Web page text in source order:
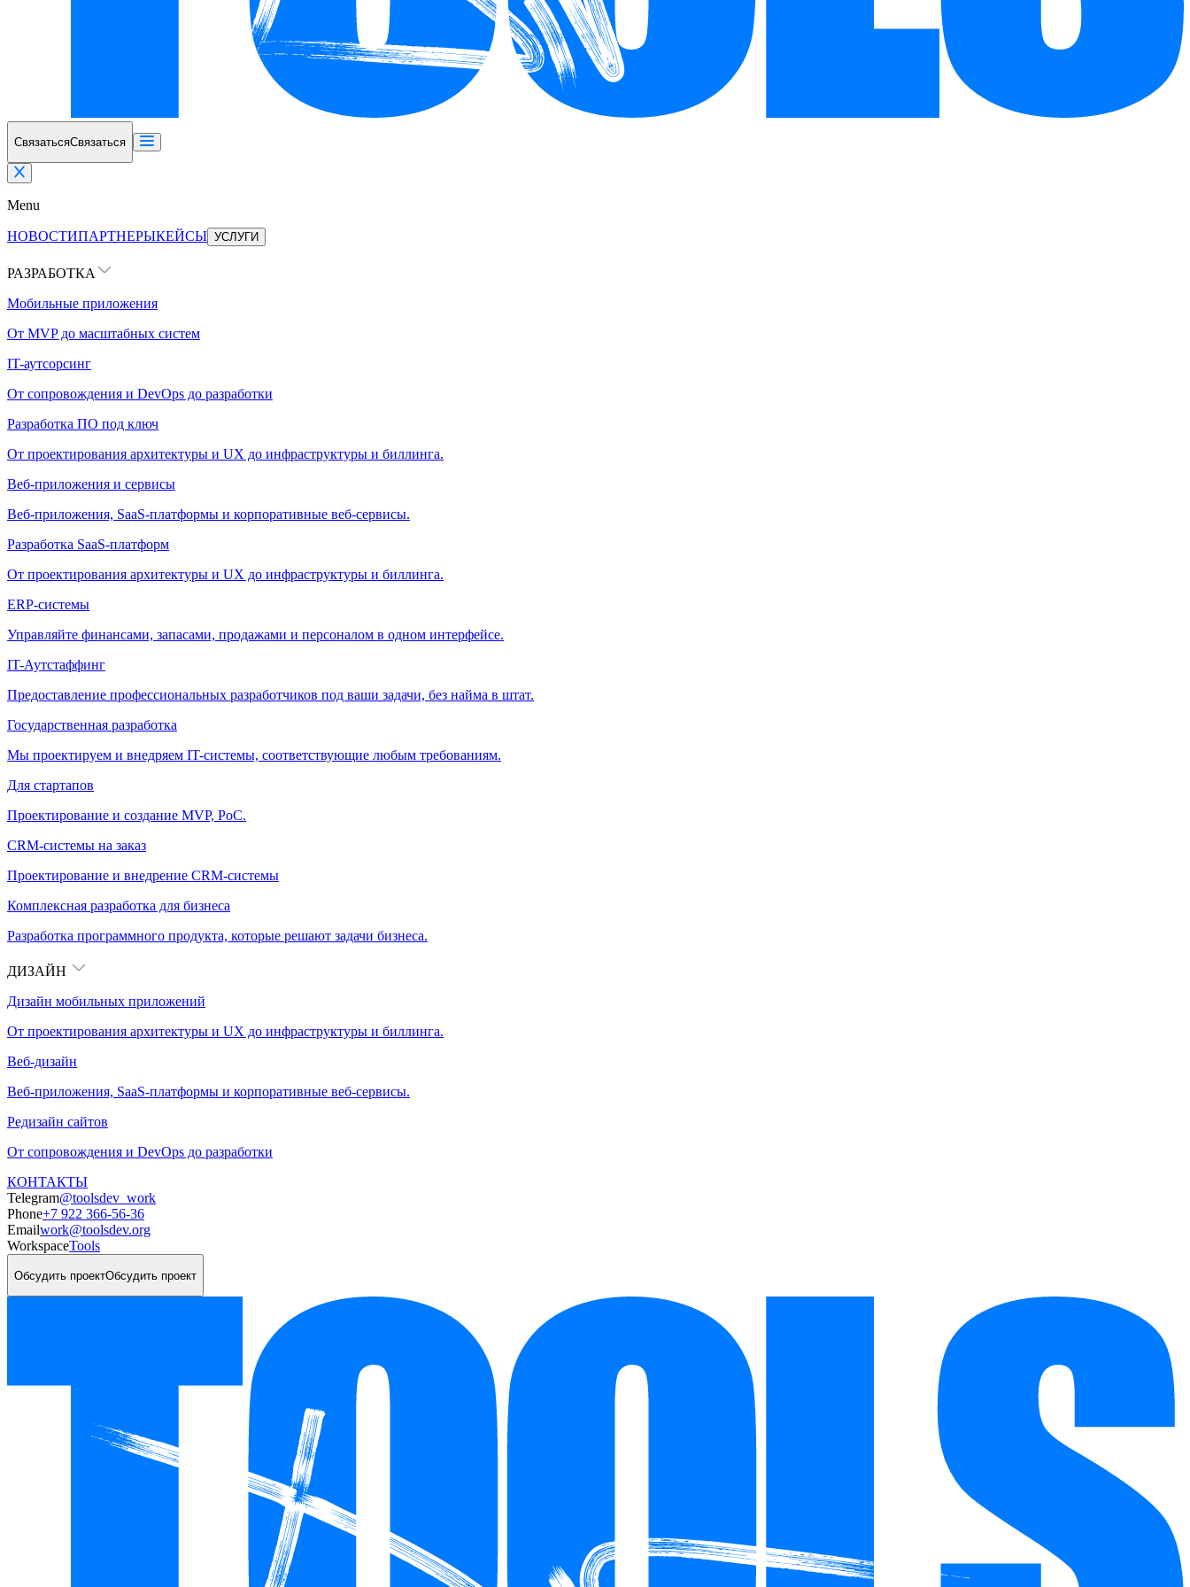
СвязатьсяСвязаться
Menu
НОВОСТИПАРТНЕРЫКЕЙСЫ УСЛУГИ
РАЗРАБОТКА
Мобильные приложения
От MVP до масштабных систем
IT-аутсорсинг
От сопровождения и DevOps до разработки
Разработка ПО под ключ
От проектирования архитектуры и UX до инфраструктуры и биллинга.
Веб-приложения и сервисы
Веб-приложения, SaaS-платформы и корпоративные веб-сервисы.
Разработка SaaS-платформ
От проектирования архитектуры и UX до инфраструктуры и биллинга.
ERP-системы
Управляйте финансами, запасами, продажами и персоналом в одном интерфейсе.
IT-Аутстаффинг
Предоставление профессиональных разработчиков под ваши задачи, без найма в штат.
Государственная разработка
Мы проектируем и внедряем IT-системы, соответствующие любым требованиям.
Для стартапов
Проектирование и создание MVP, PoC.
CRM-системы на заказ
Проектирование и внедрение CRM-системы
Комплексная разработка для бизнеса
Разработка программного продукта, которые решают задачи бизнеса.
ДИЗАЙН
Дизайн мобильных приложений
От проектирования архитектуры и UX до инфраструктуры и биллинга.
Веб-дизайн
Веб-приложения, SaaS-платформы и корпоративные веб-сервисы.
Редизайн сайтов
От сопровождения и DevOps до разработки
КОНТАКТЫ
Telegram@toolsdev_work
Phone+7 922 366-56-36
Emailwork@toolsdev.org
WorkspaceTools
Обсудить проектОбсудить проект